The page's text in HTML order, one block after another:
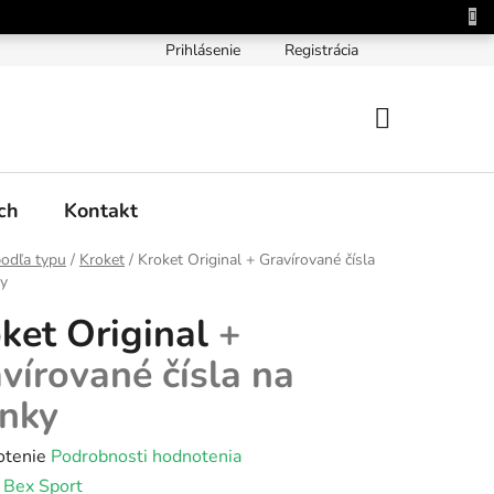
Prihlásenie Registrácia
Kontakt
typu / Kroket / Kroket Original + Gravírované čísla
Original +
čísla na
Podrobnosti hodnotenia
Bex Sport